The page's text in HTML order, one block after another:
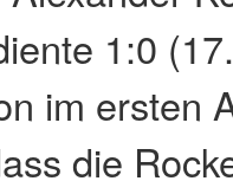
1:0
im ersten
die